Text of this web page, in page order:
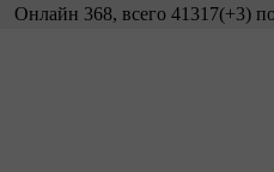
Онлайн 368, всего 41317(+3)